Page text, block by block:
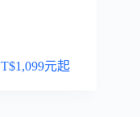
1,099元起